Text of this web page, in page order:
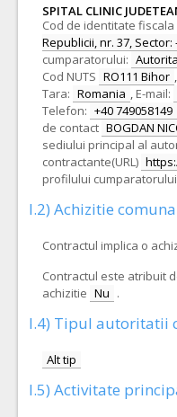
SPITAL CLINIC
Cod de identitate fiscala
Republicii, nr. 37, Sector:
cumparatorului:
Cod NUTS RO111 Bihor ,
Tara: Romania , E-mail:
Telefon: +40 749058149
de contact BOGDAN
sediului principal al
contractante(URL)
profilului cumparatorului
I.2) Achizitie comuna
Contractul implica o
Contractul este atribuit
achizitie Nu .
I.4) Tipul autoritatii
Alt tip
I.5) Activitate